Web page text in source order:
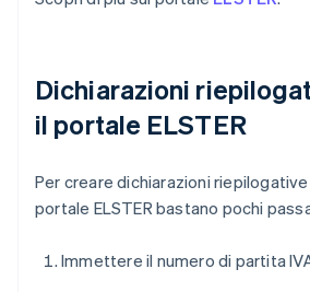
Dichiarazioni
il portale ELSTER
Per creare dichiarazioni
portale ELSTER bastano pochi
Immettere il numero di partita